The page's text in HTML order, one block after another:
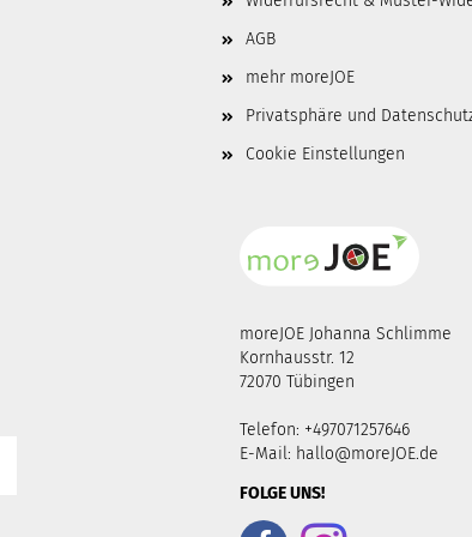
AGB
mehr moreJOE
Privatsphäre und
Cookie Einstellungen
moreJOE Johanna Schlimme
Kornhausstr. 12
72070 Tübingen
Telefon: +497071257646
E-Mail: hallo@moreJOE.de
FOLGE UNS!